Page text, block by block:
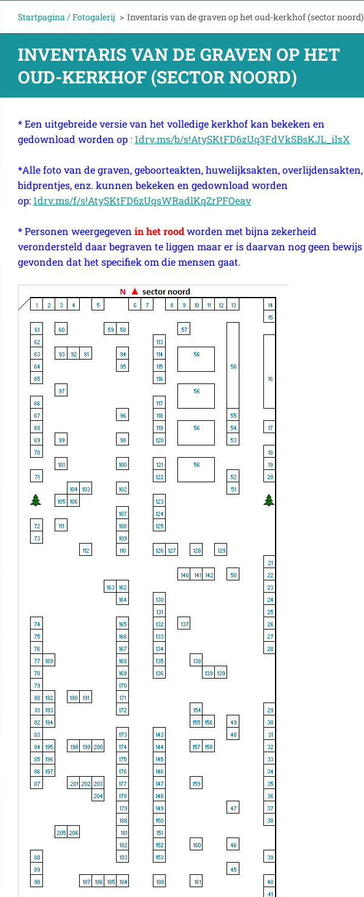
Startpagina / Fotogalerij > Inventaris van de graven op het oud-kerkhof (sector noord)
INVENTARIS VAN DE GRAVEN OP HET
OUD-KERKHOF (SECTOR NOORD)
* Een uitgebreide versie van het volledige kerkhof kan bekeken en
gedownload worden op : 1drv.ms/b/s!AtySKtFD6zUq3FdVkSBsKJL_ilsX
*Alle foto van de graven, geboorteakten, huwelijksakten, overlijdensakten,
bidprentjes, enz. kunnen bekeken en gedownload worden
op: 1drv.ms/f/s!AtySKtFD6zUqsWRadlKqZrPFOeav
* Personen weergegeven in het roodworden met bijna zekerheid
verondersteld daar begraven te liggen maar er is daarvan nog geen bewijs
gevonden dat het specifiek om die mensen gaat.